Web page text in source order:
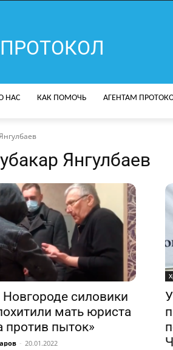
ПРОТОКОЛ
НАС КАК ПОМОЧЬ АГЕНТАМ
Янгулбаев
силовики
мать юриста
против пыток»
- 20.01.2022